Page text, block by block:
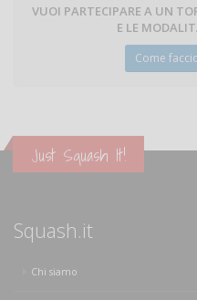
VUOI PARTECIPARE A UN
E LE
Come
Just Squash It!
Squash.it
Chi siamo